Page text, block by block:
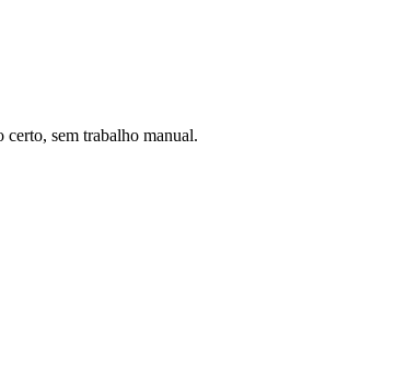
sem trabalho manual.